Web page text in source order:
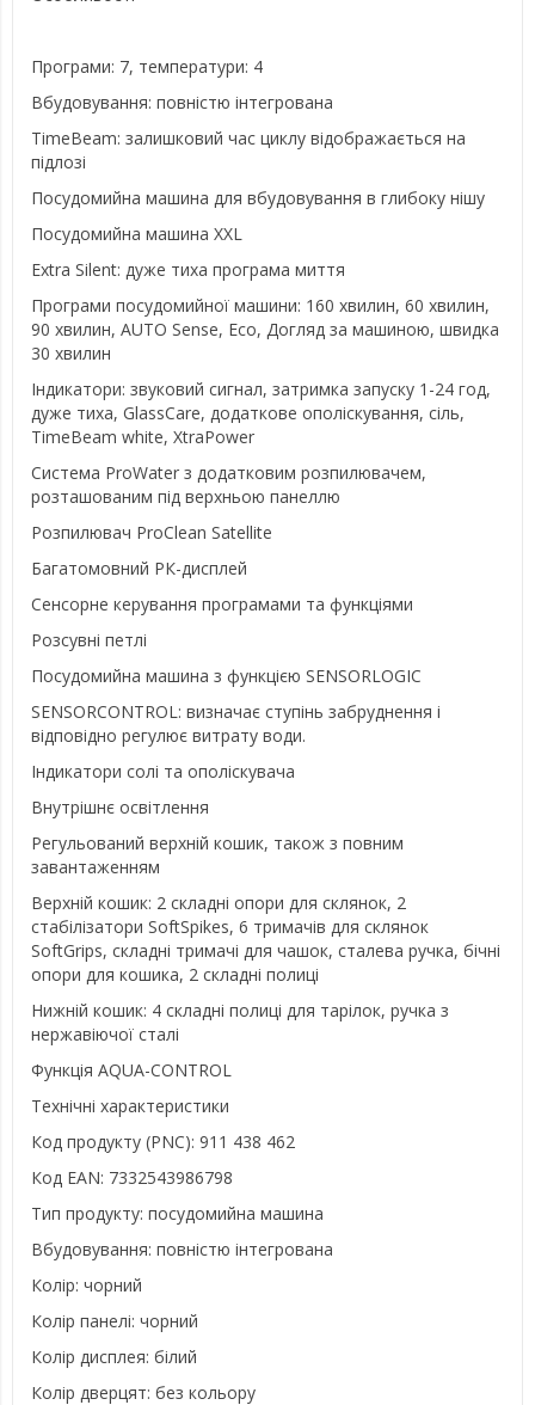
Програми: 7, температури: 4
Вбудовування: повністю інтегрована
TimeBeam: залишковий час циклу відображається на
підлозі
Посудомийна машина для вбудовування в глибоку нішу
Посудомийна машина XXL
Extra Silent: дуже тиха програма миття
Програми посудомийної машини: 160 хвилин, 60 хвилин,
90 хвилин, AUTO Sense, Eco, Догляд за машиною, швидка
30 хвилин
Індикатори: звуковий сигнал, затримка запуску 1-24 год,
дуже тиха, GlassCare, додаткове ополіскування, сіль,
TimeBeam white, XtraPower
Система ProWater з додатковим розпилювачем,
розташованим під верхньою панеллю
Розпилювач ProClean Satellite
Багатомовний РК-дисплей
Сенсорне керування програмами та функціями
Розсувні петлі
Посудомийна машина з функцією SENSORLOGIC
SENSORCONTROL: визначає ступінь забруднення і
відповідно регулює витрату води.
Індикатори солі та ополіскувача
Внутрішнє освітлення
Регульований верхній кошик, також з повним
завантаженням
Верхній кошик: 2 складні опори для склянок, 2
стабілізатори SoftSpikes, 6 тримачів для склянок
SoftGrips, складні тримачі для чашок, сталева ручка, бічні
опори для кошика, 2 складні полиці
Нижній кошик: 4 складні полиці для тарілок, ручка з
нержавіючої сталі
Функція AQUA-CONTROL
Технічні характеристики
Код продукту (PNC): 911 438 462
Код EAN: 7332543986798
Тип продукту: посудомийна машина
Вбудовування: повністю інтегрована
Колір: чорний
Колір панелі: чорний
Колір дисплея: білий
Колір дверцят: без кольору